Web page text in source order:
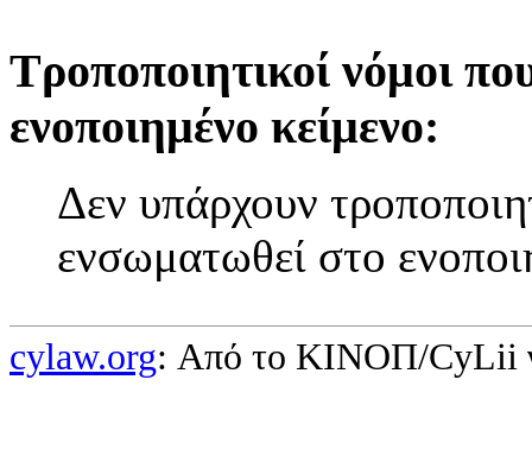
Τροποποιητικοί νόμοι
ενοποιημένο κείμενο:
Δεν υπάρχουν
ενσωματωθεί στο
cylaw.org: Από το ΚΙΝOΠ/CyLii